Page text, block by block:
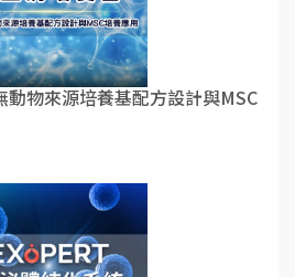
物來源培養基配方設計與MSC